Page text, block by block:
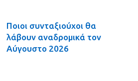
Ποιοι συνταξιούχοι θα
λάβουν αναδρομικά τον
Αύγουστο 2026